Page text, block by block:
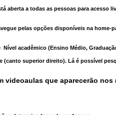
aberta a todas as pessoas para acesso
pelas opções disponíveis na
acadêmico (Ensino Médio,
(canto superior direito). Lá é possível
videoaulas que aparecerão